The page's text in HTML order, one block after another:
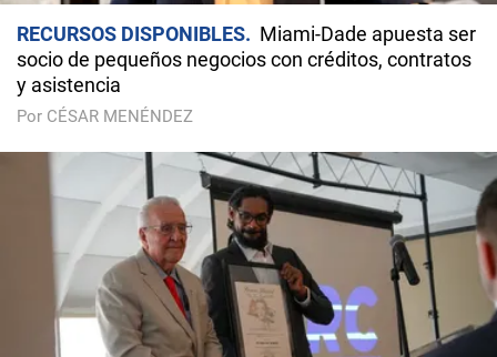
RECURSOS DISPONIBLES
Miami-Dade apuesta ser
socio de pequeños negocios con créditos, contratos
y asistencia
Por CÉSAR MENÉNDEZ